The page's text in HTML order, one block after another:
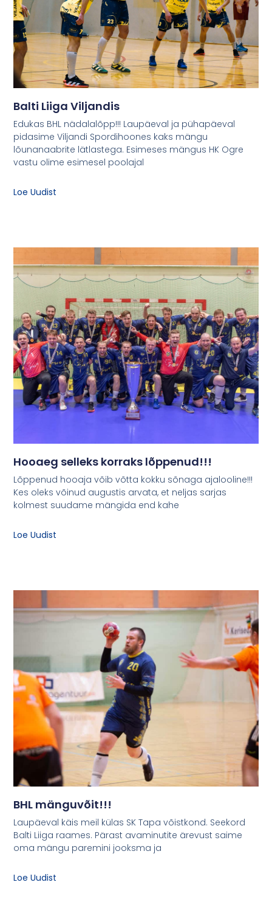
Balti Liiga Viljandis
Edukas BHL nädalalõpp!!! Laupäeval ja pühapäeval
pidasime Viljandi Spordihoones kaks mängu
lõunanaabrite lätlastega. Esimeses mängus HK Ogre
vastu olime esimesel poolajal
Loe Uudist
Hooaeg selleks korraks lõppenud!!!
Lõppenud hooaja võib võtta kokku sõnaga ajalooline!!!
Kes oleks võinud augustis arvata, et neljas sarjas
kolmest suudame mängida end kahe
Loe Uudist
BHL mänguvõit!!!
Laupäeval käis meil külas SK Tapa võistkond. Seekord
Balti Liiga raames. Pärast avaminutite ärevust saime
oma mängu paremini jooksma ja
Loe Uudist